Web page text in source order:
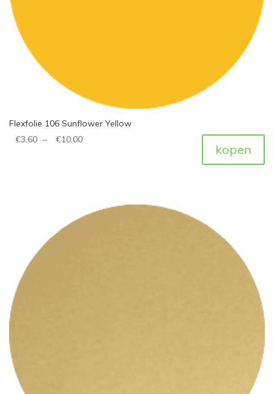
Flexfolie 106 Sunflower Yellow
€3,60 – €10,00
kopen